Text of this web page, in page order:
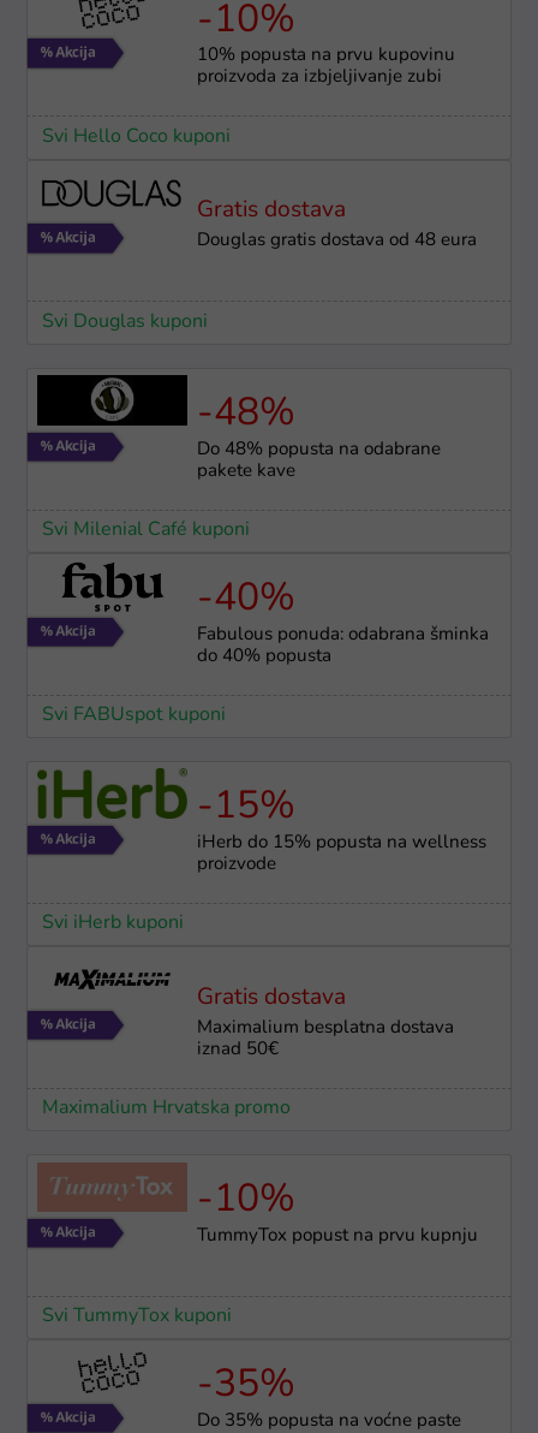
-10%
10% popusta na prvu kupovinu
proizvoda za izbjeljivanje zubi
Svi Hello Coco kuponi
Gratis dostava
Douglas gratis dostava od 48 eura
Svi Douglas kuponi
-48%
Do 48% popusta na odabrane
pakete kave
Svi Milenial Café kuponi
-40%
Fabulous ponuda: odabrana šminka
do 40% popusta
Svi FABUspot kuponi
-15%
iHerb do 15% popusta na wellness
proizvode
Svi iHerb kuponi
Gratis dostava
Maximalium besplatna dostava
iznad 50€
Maximalium Hrvatska promo
-10%
TummyTox popust na prvu kupnju
Svi TummyTox kuponi
-35%
Do 35% popusta na voćne paste